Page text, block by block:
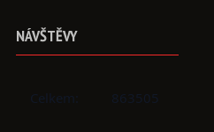
NÁVŠTĚVY
Celkem: 863505